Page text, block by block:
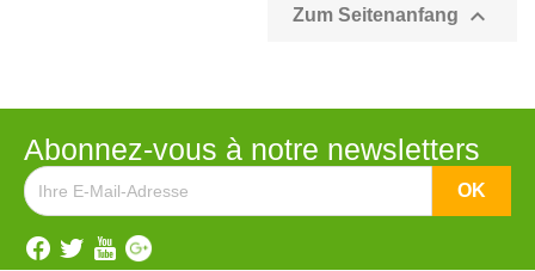
Zum Seitenanfang 
Abonnez-vous à notre newsletters